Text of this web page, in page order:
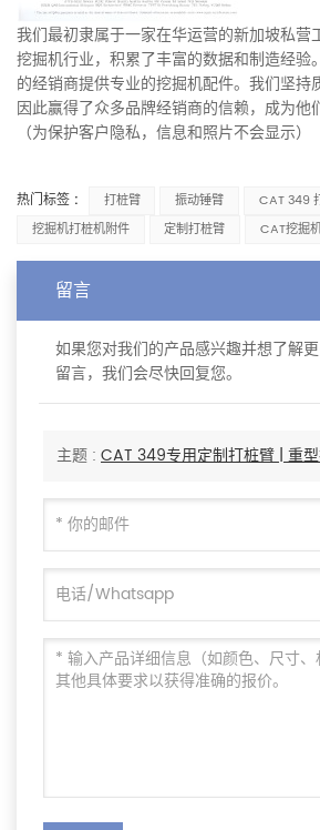
我们最初隶属于一家在华运营的新加坡私营
挖掘机行业，积累了丰富的数据和制造经验
的经销商提供专业的挖掘机配件。我们坚持
因此赢得了众多品牌经销商的信赖，成为他
（为保护客户隐私，信息和照片不会显示）
热门标签 : 打桩臂 振动锤臂
CAT 349
挖掘机打桩机附件
定制打桩臂 CAT挖掘
留言
如果您对我们的产品感兴趣并想了解
留言，我们会尽快回复您。
主题 : CAT 349专用定制打桩臂 | 重